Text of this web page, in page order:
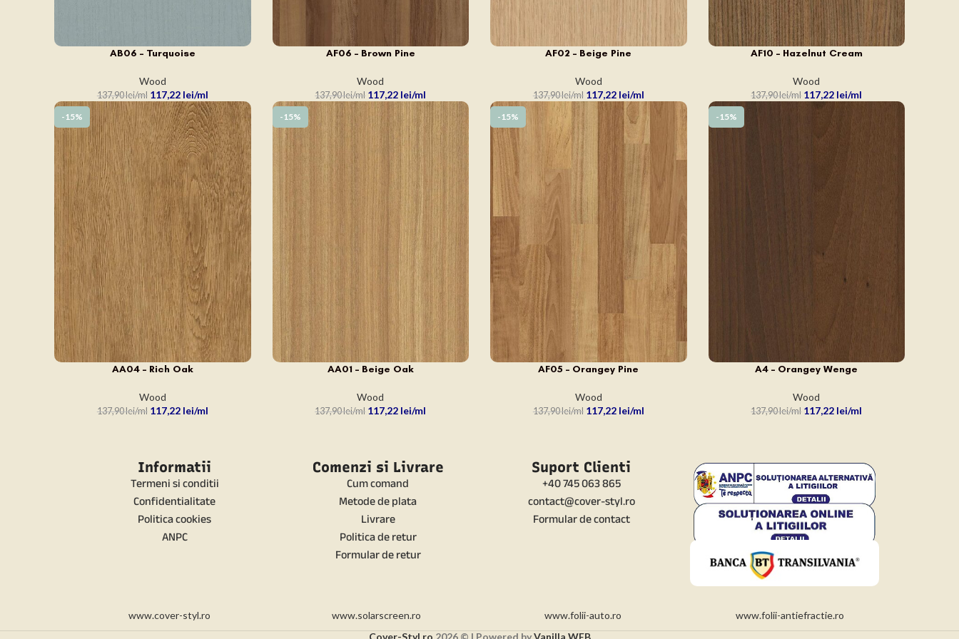
ADAUGĂ ÎN COȘAB06 – Turquoise
Wood
137,90lei 117,22 lei
ADAUGĂ ÎN COȘAF06 – Brown Pine
Wood
137,90lei 117,22 lei
ADAUGĂ ÎN COȘAF02 – Beige Pine
Wood
137,90lei 117,22 lei
ADAUGĂ ÎN COȘAF10 – Hazelnut Cream
Wood
137,90lei 117,22 lei
-15%
ADAUGĂ ÎN COȘAA04 – Rich Oak
Wood
137,90lei 117,22 lei
-15%
ADAUGĂ ÎN COȘAA01 – Beige Oak
Wood
137,90lei 117,22 lei
-15%
ADAUGĂ ÎN COȘAF05 – Orangey Pine
Wood
137,90lei 117,22 lei
-15%
ADAUGĂ ÎN COȘA4 – Orangey Wenge
Wood
137,90lei 117,22 lei
Informatii
Termeni si conditii
Confidentialitate
Politica cookies
ANPC
Comenzi si Livrare
Cum comand
Metode de plata
Livrare
Politica de retur
Formular de retur
Suport Clienti
+40 745 063 865
contact@cover-styl.ro
Formular de contact
www.cover-styl.ro www.solarscreen.ro www.folii-auto.ro
www.folii-antiefractie.ro
Cover-Styl.ro 2026 © | Powered byVanilla WEB